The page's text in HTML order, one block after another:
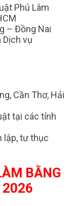
Phú Lâm
– Đồng Nai
Dịch vụ
Cần Thơ, Hải
tại các tỉnh
lập, tư thục
BẰNG
2026